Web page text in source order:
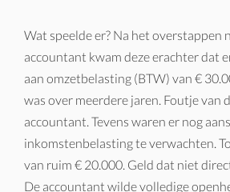
Wat speelde er? Na het overstappen
accountant kwam deze erachter dat
aan omzetbelasting (BTW) van €
was over meerdere jaren. Foutje van
accountant. Tevens waren er nog
inkomstenbelasting te verwachten.
van ruim € 20.000. Geld dat niet
De accountant wilde volledige